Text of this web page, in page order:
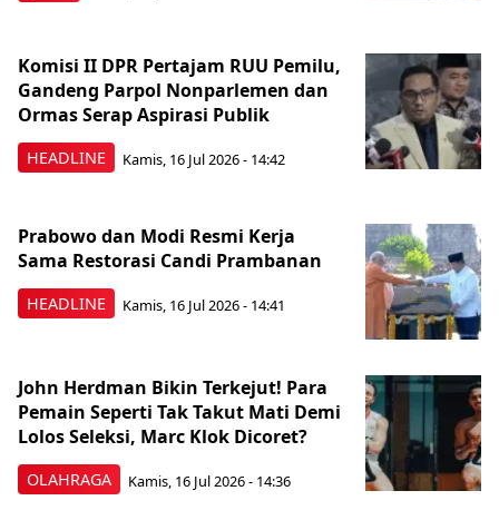
HEADLINE
Komisi II DPR Pertajam RUU Pemilu,
Gandeng Parpol Nonparlemen dan
Ormas Serap Aspirasi Publik
Kamis, 16 Jul 2026 - 14:42
HEADLINE
Prabowo dan Modi Resmi Kerja
Sama Restorasi Candi Prambanan
Kamis, 16 Jul 2026 - 14:41
OLAHRAGA
John Herdman Bikin Terkejut! Para
Pemain Seperti Tak Takut Mati Demi
Lolos Seleksi, Marc Klok Dicoret?
Kamis, 16 Jul 2026 - 14:36